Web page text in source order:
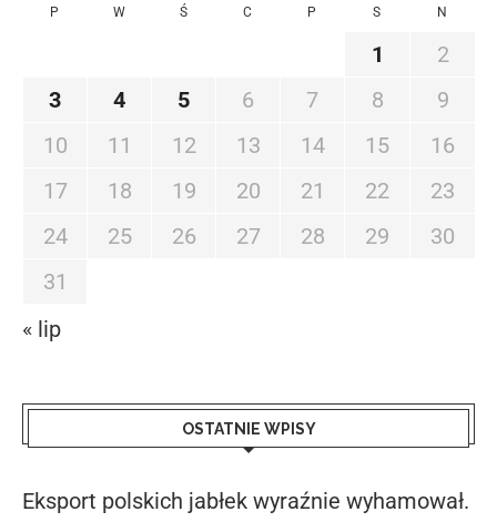
P W Ś C P S N
1
2
3
4 5 6 7 8
9
10
11 12 13 14 15
16
17
18 19 20 21 22
23
24
25 26 27 28 29
30
31
« lip
OSTATNIE WPISY
Eksport polskich jabłek wyraźnie wyhamował.